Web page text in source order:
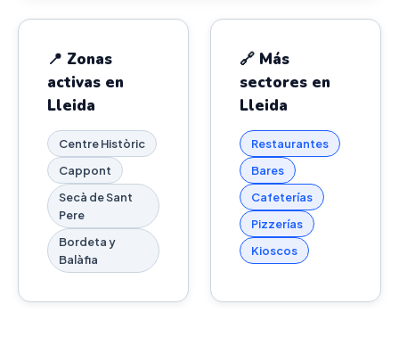
📍 Zonas
activas en
Lleida
Centre Històric
Cappont
Secà de Sant
Pere
Bordeta y
Balàfia
🔗 Más
sectores en
Lleida
Restaurantes
Bares
Cafeterías
Pizzerías
Kioscos